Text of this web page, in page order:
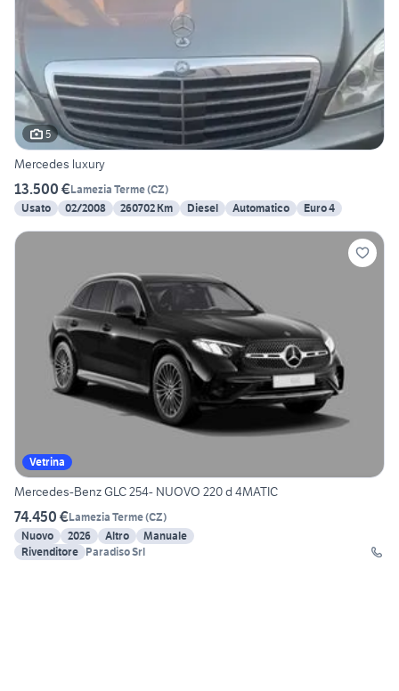
5
Mercedes luxury
13.500 €Lamezia Terme(CZ)
Usato
02/2008 260702 Km Diesel Automatico Euro 4
Vetrina
Mercedes-Benz GLC 254- NUOVO 220 d 4MATIC
74.450 €Lamezia Terme(CZ)
Nuovo
2026 Altro
Manuale
Rivenditore Paradiso Srl